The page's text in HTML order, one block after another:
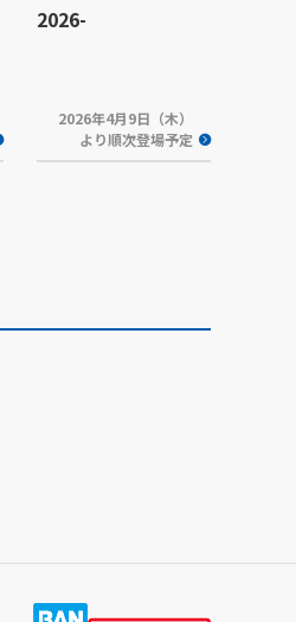
2026-
2026年4月9日（木）
より順次登場予定